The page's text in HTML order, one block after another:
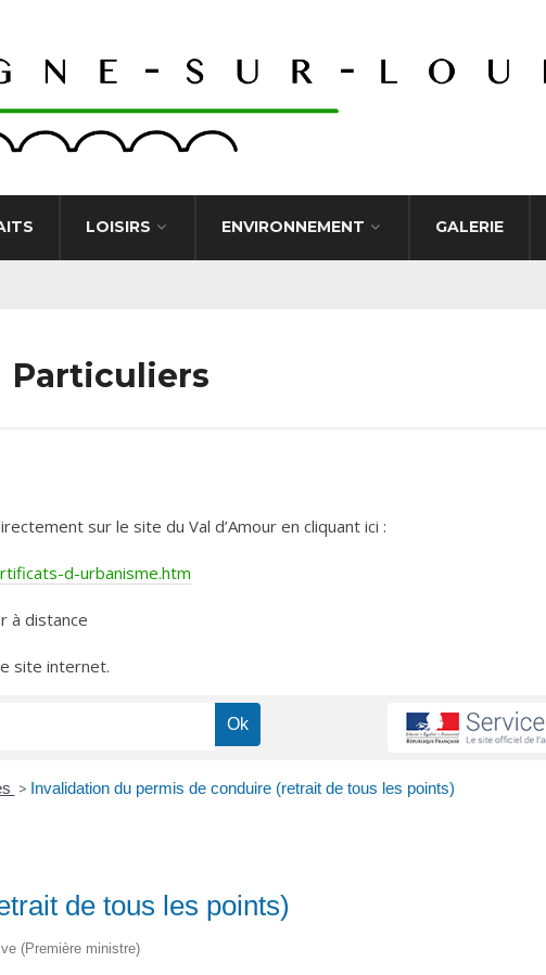
LOISIRS ENVIRONNEMENT GALERIE
Particuliers
sur le site du Val d’Amour en cliquant ici :
d-urbanisme.htm
à distance
site internet.
> Invalidation du permis de conduire (retrait de tous les points)
de tous les points)
(Première ministre)